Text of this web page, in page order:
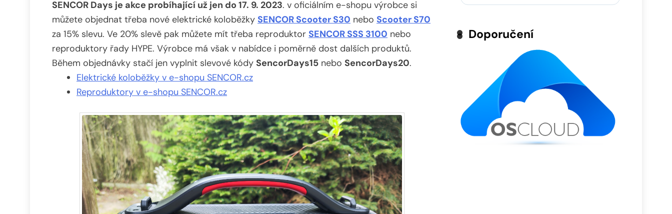
Předchozí
Další
SENCOR Days je akce probíhající už jen do 17. 9. 2023. v oficiálním e-shopu výrobce si
můžete objednat třeba nové elektrické koloběžky SENCOR Scooter S30 nebo Scooter S70
za 15% slevu. Ve 20% slevě pak můžete mít třeba reproduktor SENCOR SSS 3100 nebo
reproduktory řady HYPE. Výrobce má však v nabídce i poměrně dost dalších produktů.
Během objednávky stačí jen vyplnit slevové kódy SencorDays15 nebo SencorDays20.
Elektrické koloběžky v e-shopu SENCOR.cz
Reproduktory v e-shopu SENCOR.cz
Doporučení